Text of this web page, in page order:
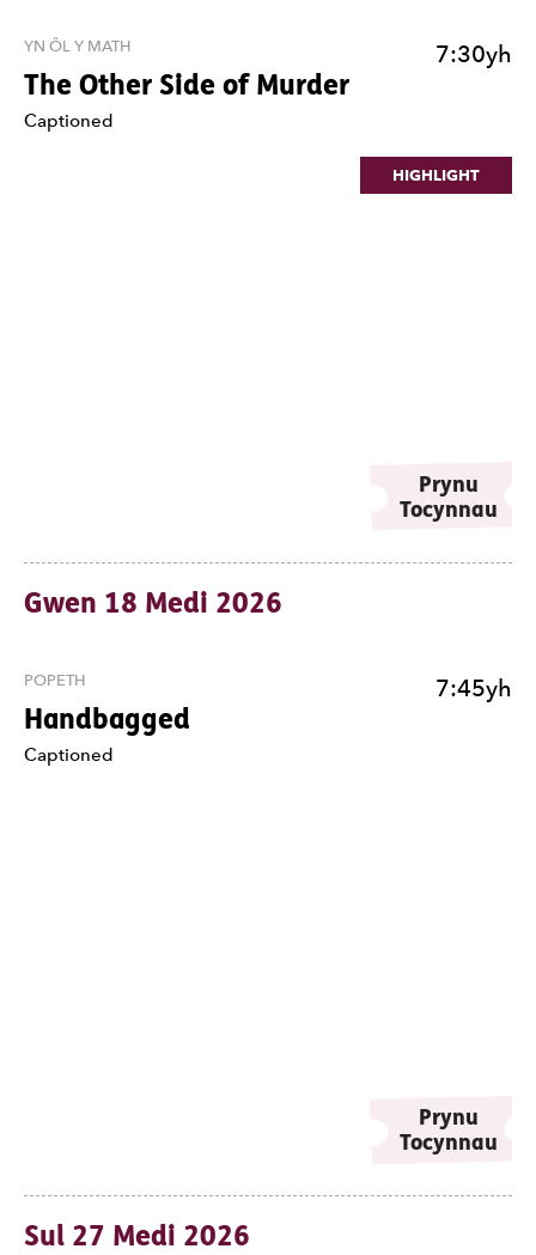
HIGHLIGHT
The Other Side of Murder
YN ÔL Y MATH
Nodiadau
Captioned
7:30yh
Prynu
Tocynnau
Gwen 18 Medi 2026
Handbagged
POPETH
Nodiadau
Captioned
7:45yh
Prynu
Tocynnau
Sul 27 Medi 2026